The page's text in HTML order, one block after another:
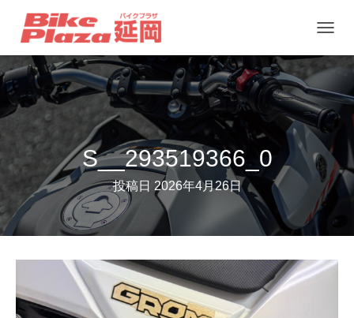
ビ
ー
シ
ョ
ン
を
り
S__293519366_0
投稿日 2026年4月26日